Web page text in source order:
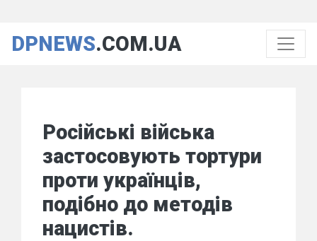
DPNEWS.COM.UA
Російські війська
застосовують тортури
проти українців,
подібно до методів
нацистів.